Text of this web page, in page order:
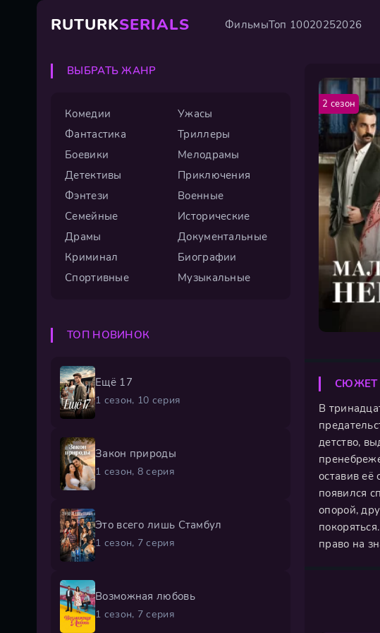
RUTURKSERIALS ФильмыТоп 10020252026
2 сезон
СЮЖЕТ
В
детство,
оставив
появился
опорой,
право на
ВЫБРАТЬ ЖАНР
Комедии
Ужасы
Фантастика
Триллеры
Боевики
Мелодрамы
Детективы
Приключения
Фэнтези
Военные
Семейные
Исторические
Драмы
Документальные
Криминал
Биографии
Спортивные
Музыкальные
ТОП НОВИНОК
Ещё 17
1 сезон, 10 серия
Закон природы
1 сезон, 8 серия
Это всего лишь Стамбул
1 сезон, 7 серия
Возможная любовь
1 сезон, 7 серия